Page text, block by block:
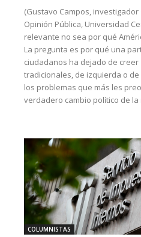
(Gustavo Campos,
Opinión Pública, Universidad
relevante no sea por qué
La pregunta es por qué una
ciudadanos ha dejado de
tradicionales, de izquierda o
los problemas que más les
verdadero cambio político de la
COLUMNISTAS